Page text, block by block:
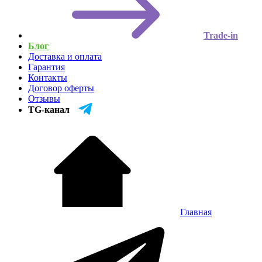
Trade-in
Блог
Доставка и оплата
Гарантия
Контакты
Договор оферты
Отзывы
TG-канал
Главная